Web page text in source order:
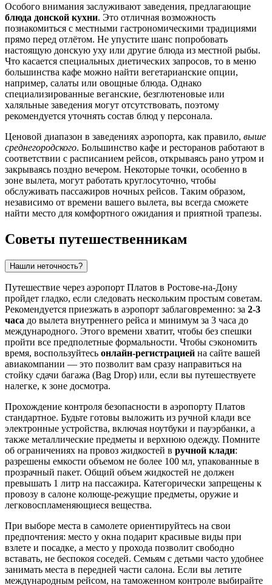
Особого внимания заслуживают заведения, предлагающие
блюда донской кухни. Это отличная возможность
познакомиться с местными гастрономическими традициями
прямо перед отлётом. Не упустите шанс попробовать
настоящую донскую уху или другие блюда из местной рыбы.
Что касается специальных диетических запросов, то в меню
большинства кафе можно найти вегетарианские опции,
например, салаты или овощные блюда. Однако
специализированные веганские, безглютеновые или
халяльные заведения могут отсутствовать, поэтому
рекомендуется уточнять состав блюд у персонала.
Ценовой диапазон в заведениях аэропорта, как правило, выше
среднегородского. Большинство кафе и ресторанов работают в
соответствии с расписанием рейсов, открываясь рано утром и
закрываясь поздно вечером. Некоторые точки, особенно в
зоне вылета, могут работать круглосуточно, чтобы
обслуживать пассажиров ночных рейсов. Таким образом,
независимо от времени вашего вылета, вы всегда сможете
найти место для комфортного ожидания и приятной трапезы.
Советы путешественникам
Нашли неточность?
Путешествие через аэропорт Платов в Ростове-на-Дону
пройдет гладко, если следовать нескольким простым советам.
Рекомендуется приезжать в аэропорт заблаговременно: за 2-3
часа до вылета внутреннего рейса и минимум за 3 часа до
международного. Этого времени хватит, чтобы без спешки
пройти все предполетные формальности. Чтобы сэкономить
время, воспользуйтесь онлайн-регистрацией на сайте вашей
авиакомпании — это позволит вам сразу направиться на
стойку сдачи багажа (Bag Drop) или, если вы путешествуете
налегке, к зоне досмотра.
Прохождение контроля безопасности в аэропорту Платов
стандартное. Будьте готовы выложить из ручной клади все
электронные устройства, включая ноутбуки и пауэрбанки, а
также металлические предметы и верхнюю одежду. Помните
об ограничениях на провоз жидкостей в ручной клади:
разрешены емкости объемом не более 100 мл, упакованные в
прозрачный пакет. Общий объем жидкостей не должен
превышать 1 литр на пассажира. Категорически запрещены к
провозу в салоне колюще-режущие предметы, оружие и
легковоспламеняющиеся вещества.
При выборе места в самолете ориентируйтесь на свои
предпочтения: место у окна подарит красивые виды при
взлете и посадке, а место у прохода позволит свободно
вставать, не беспокоя соседей. Семьям с детьми часто удобнее
занимать места в передней части салона. Если вы летите
международным рейсом, на таможенном контроле выбирайте